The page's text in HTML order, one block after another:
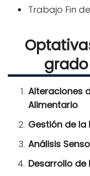
Trabajo Fin
grado
Alteraciones
Alimentario
Gestión de
Análisis
Desarrollo de